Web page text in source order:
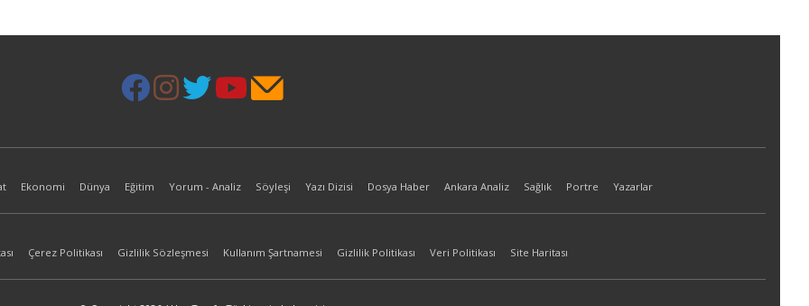
Ekonomi Dünya Eğitim Yorum - Analiz Söyleşi Yazı Dizisi Dosya Haber Ankara Analiz Sağlık Portre Yazarlar
Çerez Politikası Gizlilik Sözleşmesi Kullanım Şartnamesi Gizlilik Politikası Veri Politikası Site Haritası